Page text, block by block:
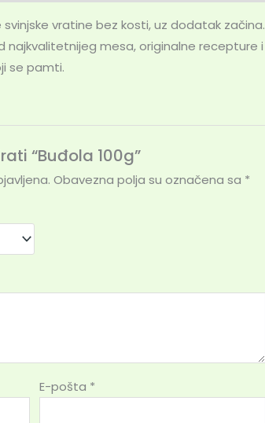
vratine bez kosti, uz dodatak začina.
najkvalitetnijeg mesa, originalne recepture i
se pamti.
“Buđola 100g”
Obavezna polja su označena sa *
E-pošta *